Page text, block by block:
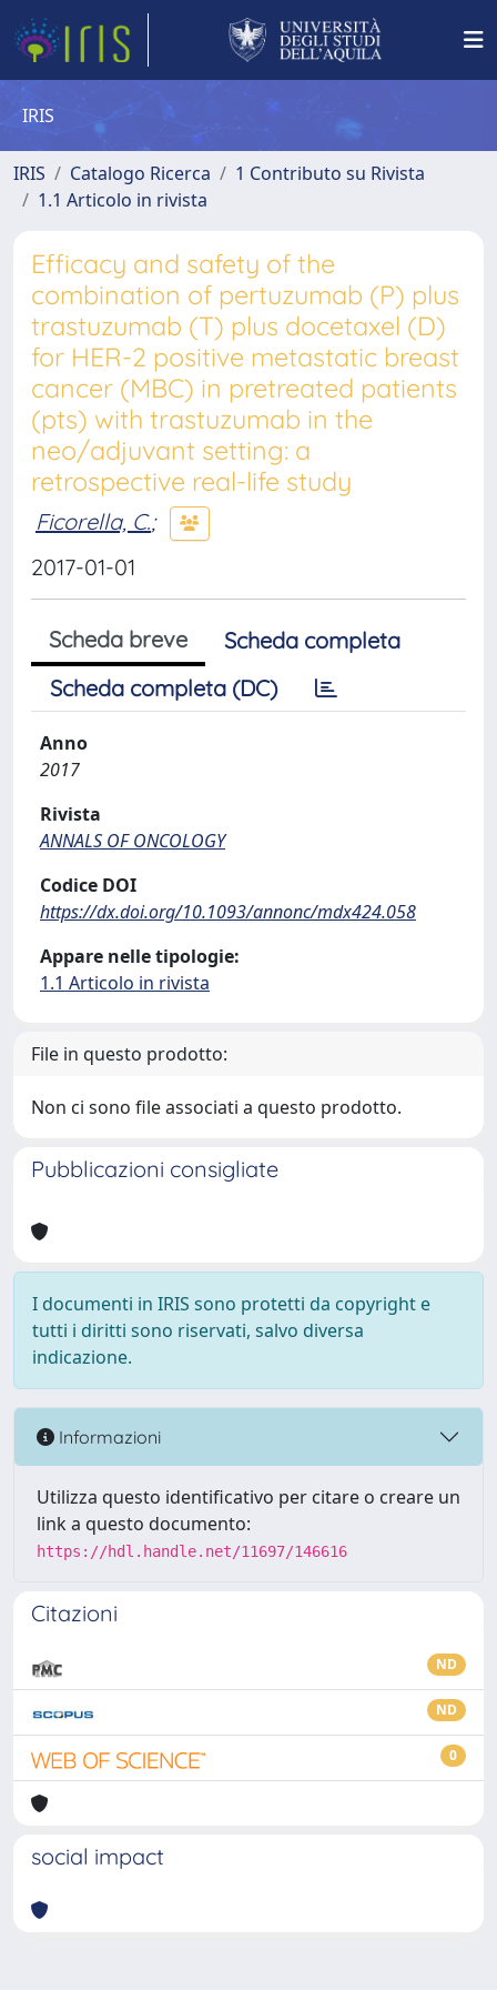
IRIS
IRIS Catalogo Ricerca
1 Contributo su Rivista
1.1 Articolo in rivista
Efficacy and safety of the
combination of pertuzumab (P) plus
trastuzumab (T) plus docetaxel (D)
for HER-2 positive metastatic breast
cancer (MBC) in pretreated patients
(pts) with trastuzumab in the
neo/adjuvant setting: a
retrospective real-life study
Ficorella, C.;
2017-01-01
Scheda breve
Scheda completa
Scheda completa (DC)
Anno
2017
Rivista
ANNALS OF ONCOLOGY
Codice DOI
https://dx.doi.org/10.1093/annonc/mdx424.058
Appare nelle tipologie:
1.1 Articolo in rivista
File in questo prodotto:
Non ci sono file associati a questo prodotto.
Pubblicazioni consigliate
I documenti in IRIS sono protetti da copyright e
tutti i diritti sono riservati, salvo diversa
indicazione.
Informazioni
Utilizza questo identificativo per citare o creare un
link a questo documento:
https://hdl.handle.net/11697/146616
Citazioni
ND
ND
0
social impact